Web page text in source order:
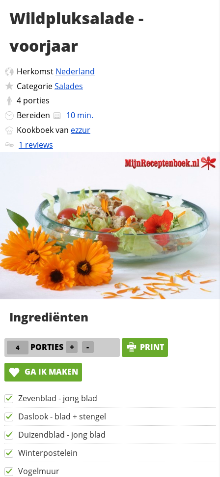
Wildpluksalade -
voorjaar
Herkomst Nederland
CategorieSalades
4 porties
Bereiden
10 min.
Kookboek van ezzur
1 reviews
Ingrediënten
PORTIES + - PRINT
GA IK MAKEN
Zevenblad - jong blad
Daslook - blad + stengel
Duizendblad - jong blad
Winterpostelein
Vogelmuur